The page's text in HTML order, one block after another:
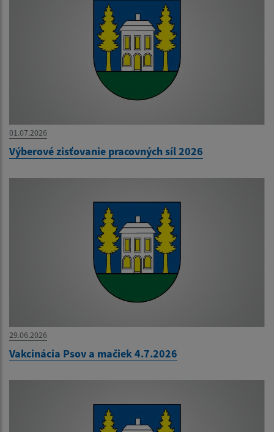
01.07.2026
Výberové zisťovanie pracovných síl 2026
29.06.2026
Vakcinácia Psov a mačiek 4.7.2026